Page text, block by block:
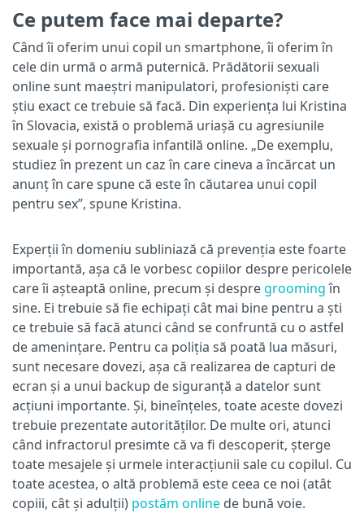
Ce putem face mai departe?
Când îi oferim unui copil un smartphone, îi oferim în
cele din urmă o armă puternică. Prădătorii sexuali
online sunt maeștri manipulatori, profesioniști care
știu exact ce trebuie să facă. Din experiența lui Kristina
în Slovacia, există o problemă uriașă cu agresiunile
sexuale și pornografia infantilă online. „De exemplu,
studiez în prezent un caz în care cineva a încărcat un
anunț în care spune că este în căutarea unui copil
pentru sex”, spune Kristina.
Experții în domeniu subliniază că prevenția este foarte
importantă, așa că le vorbesc copiilor despre pericolele
care îi așteaptă online, precum și despregroomingîn
sine. Ei trebuie să fie echipați cât mai bine pentru a ști
ce trebuie să facă atunci când se confruntă cu o astfel
de amenințare. Pentru ca poliția să poată lua măsuri,
sunt necesare dovezi, așa că realizarea de capturi de
ecran și a unui backup de siguranță a datelor sunt
acțiuni importante. Și, bineînțeles, toate aceste dovezi
trebuie prezentate autorităților. De multe ori, atunci
când infractorul presimte că va fi descoperit, șterge
toate mesajele și urmele interacțiunii sale cu copilul. Cu
toate acestea, o altă problemă este ceea ce noi (atât
copiii, cât și adulții) postăm online de bună voie.